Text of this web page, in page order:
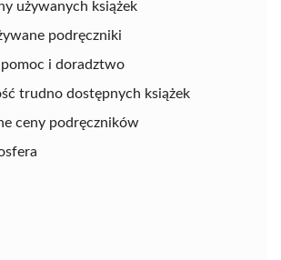
używanych książek
podręczniki
i doradztwo
trudno dostępnych książek
ceny podręczników